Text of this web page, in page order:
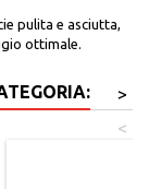
pulita e asciutta,
ottimale.
>
<